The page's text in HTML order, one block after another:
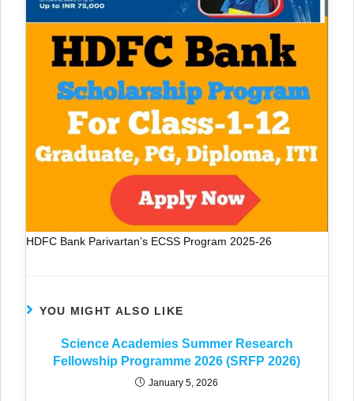
HDFC Bank Parivartan’s ECSS Program 2025-26
YOU MIGHT ALSO LIKE
Science Academies Summer Research
Fellowship Programme 2026 (SRFP 2026)
January 5, 2026